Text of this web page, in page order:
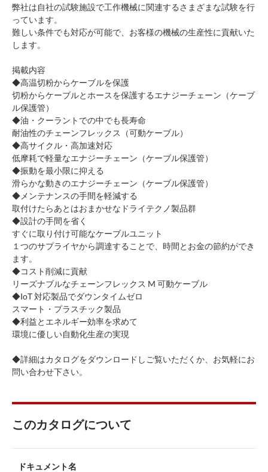
弊社は自社の試験施設で工作機械に関連するさまざまな試験を行
っています。
難しい条件でも対応が可能で、お客様の機械の生産性に貢献いた
します。
掲載内容
◆高温切粉からケーブルを保護
切粉からケーブルとホースを保護するエナジーチェーン（ケーブ
ル保護管）
◆油・クーラントでの中でも長寿命
耐油性のチェーンフレックス（可動ケーブル）
◆高サイクル・高加速対応
低摩耗で軽量なエナジーチェーン（ケーブル保護管）
◆振動を最小限に抑える
滑らかな動きのエナジーチェーン（ケーブル保護管）
◆メンテナンスの手間を軽減する
取付けたらあとはおまかせなドライテクノ製品群
◆設計の手間を省く
すぐに取り付け可能なケーブルユニット
１つのサプライヤから調達することで、時間とお金の節約ができ
ます。
◆コスト削減に貢献
リーズナブルなチェーンフレックス M 可動ケーブル
◆IoT 対応製品でダウンタイムゼロ
スマート・プラスチック製品
◆利益とエネルギー効率を求めて
環境に優しい自動化生産の実現
◆詳細はカタログをダウンロードしご覧いただくか、お気軽にお
問い合わせ下さい。
このカタログについて
ドキュメント名